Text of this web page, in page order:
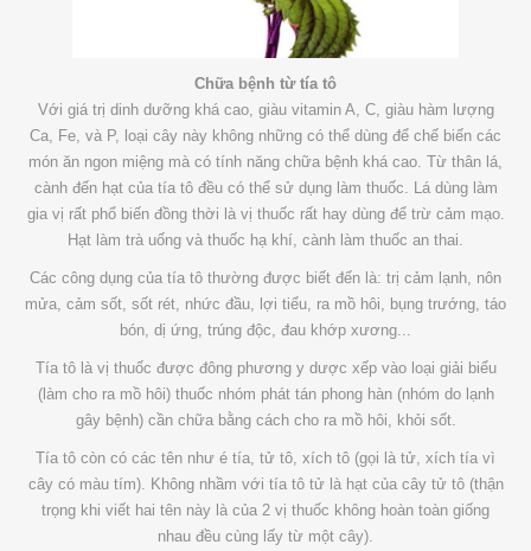
Chữa bệnh từ tía tô
Với giá trị dinh dưỡng khá cao, giàu vitamin A, C, giàu hàm lượng
Ca, Fe, và P, loại cây này không những có thể dùng để chế biến các
món ăn ngon miệng mà có tính năng chữa bệnh khá cao. Từ thân lá,
cành đến hạt của tía tô đều có thể sử dụng làm thuốc. Lá dùng làm
gia vị rất phổ biến đồng thời là vị thuốc rất hay dùng để trừ cảm mạo.
Hạt làm trà uống và thuốc hạ khí, cành làm thuốc an thai.
Các công dụng của tía tô thường được biết đến là: trị cảm lạnh, nôn
mửa, cảm sốt, sốt rét, nhức đầu, lợi tiểu, ra mồ hôi, bụng trướng, táo
bón, dị ứng, trúng độc, đau khớp xương...
Tía tô là vị thuốc được đông phương y dược xếp vào loại giải biểu
(làm cho ra mồ hôi) thuốc nhóm phát tán phong hàn (nhóm do lạnh
gây bệnh) cần chữa bằng cách cho ra mồ hôi, khỏi sốt.
Tía tô còn có các tên như é tía, tử tô, xích tô (gọi là tử, xích tía vì
cây có màu tím). Không nhầm với tía tô tử là hạt của cây tử tô (thận
trọng khi viết hai tên này là của 2 vị thuốc không hoàn toàn giống
nhau đều cùng lấy từ một cây).